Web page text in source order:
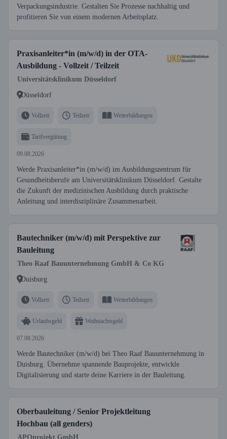
Verpackungsindustrie. Gestalten Sie Prozesse nachhaltig und
profitieren Sie von einem modernen Arbeitsplatz.
Praxisanleiter*in (m/w/d) in der OTA-
Ausbildung - Vollzeit / Teilzeit
Universitätsklinikum Düsseldorf
Düsseldorf
Vollzeit Teilzeit Weiterbildungen
Tarifvergütung
09.08.2026
Werde Praxisanleiter*in (m/w/d) im Ausbildungszentrum für
Gesundheitsberufe am Universitätsklinikum Düsseldorf. Gestalte
die Zukunft der medizinischen Ausbildung durch praktische
Anleitung und interdisziplinäre Zusammenarbeit.
Bautechniker (m/w/d) mit Perspektive zur
Bauleitung
Theo Raaf Bauunternehmung GmbH & Co KG
Duisburg
Vollzeit Teilzeit Weiterbildungen
Urlaubsgeld Weihnachtsgeld
07.08.2026
Werde Bautechniker (m/w/d) bei Theo Raaf Bauunternehmung in
Duisburg. Übernehme spannende Bauprojekte, entwickle
Digitalisierung und starte deine Karriere in der Bauleitung.
Oberbauleitung / Senior Projektleitung
Hochbau (all genders)
APOprojekt GmbH